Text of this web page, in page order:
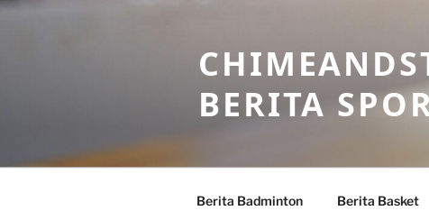
Skip
BERITA
Berita Badminton Berita Basket